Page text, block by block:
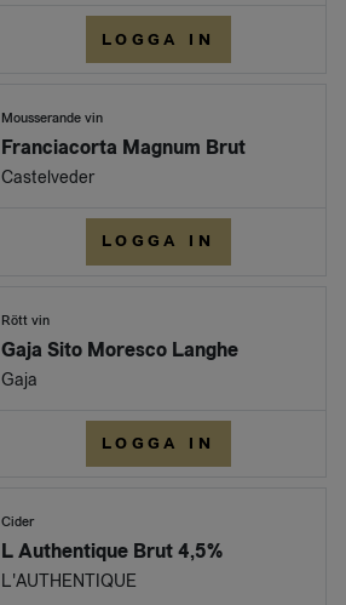
LOGGA IN
Mousserande vin
Franciacorta Magnum Brut
Castelveder
LOGGA IN
Rött vin
Gaja Sito Moresco Langhe
Gaja
LOGGA IN
Cider
L Authentique Brut 4,5%
L'AUTHENTIQUE